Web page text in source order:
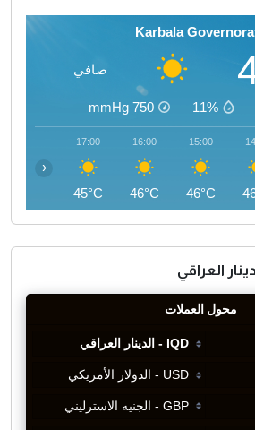
Karbala
صافي
11%
750
mmHg
15:00
46°C
16:00
46°C
17:00
45°C
‹
العراقي